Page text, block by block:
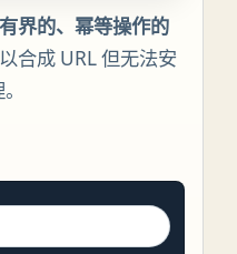
界的、幂等操作的
合成 URL 但无法安